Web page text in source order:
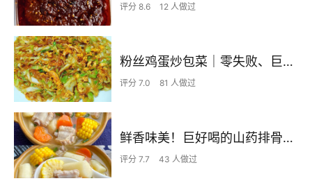
评分 8.6 12 人做过
粉丝鸡蛋炒包菜｜零失败、巨下饭
评分 7.0 81 人做过
鲜香味美！巨好喝的山药排骨汤！！
评分 7.7 43 人做过